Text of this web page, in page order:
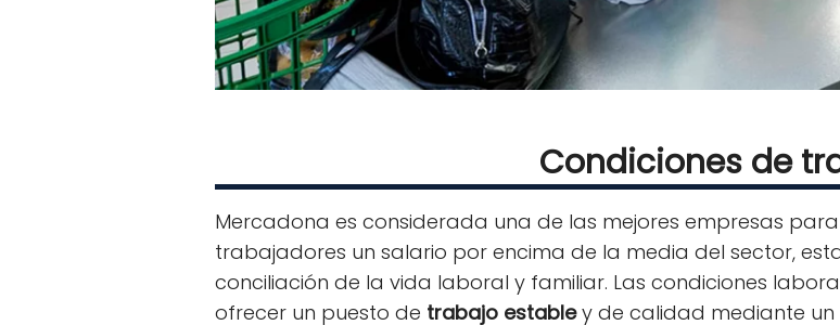
Condiciones de
Mercadona es considerada una de las mejores empresas
trabajadores un salario por encima de la media del sector,
conciliación de la vida laboral y familiar. Las condiciones
ofrecer un puesto de trabajo establey de calidad mediante un